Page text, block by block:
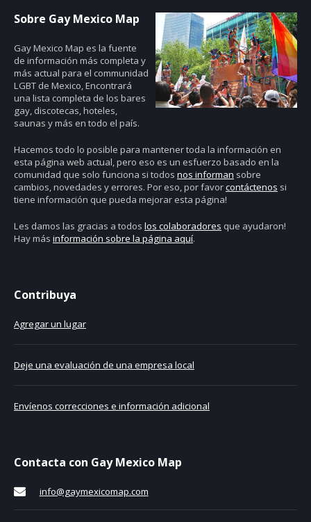
Sobre Gay Mexico Map
Gay Mexico Map es la fuente
de información más completa y
más actual para el communidad
LGBT de Mexico, Encontrará
una lista completa de los bares
gay, discotecas, hoteles,
saunas y más en todo el país.
Hacemos todo lo posible para mantener toda la información en
esta página web actual, pero eso es un esfuerzo basado en la
comunidad que solo funciona si todos nos informan sobre
cambios, novedades y errores. Por eso, por favorcontáctenos si
tiene información que pueda mejorar esta página!
Les damos las gracias a todos los colaboradores que ayudaron!
Hay más información sobre la página aquí.
Contribuya
Agregar un lugar
Deje una evaluación de una empresa local
Envíenos correcciones e información adicional
Contacta con Gay Mexico Map
info@gaymexicomap.com